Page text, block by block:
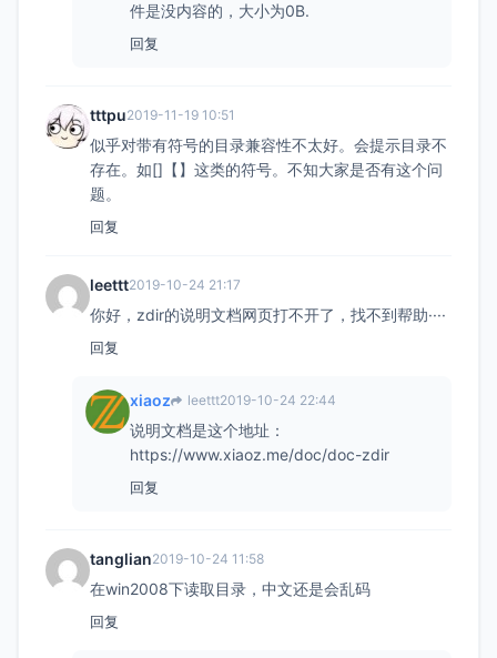
件是没内容的，大小为0B.
回复
tttpu2019-11-19 10:51
似乎对带有符号的目录兼容性不太好。会提示目录不
存在。如[]【】这类的符号。不知大家是否有这个问
题。
回复
leettt2019-10-24 21:17
你好，zdir的说明文档网页打不开了，找不到帮助····
回复
xiaoz leettt2019-10-24 22:44
说明文档是这个地址：
https://www.xiaoz.me/doc/doc-zdir
回复
tanglian2019-10-24 11:58
在win2008下读取目录，中文还是会乱码
回复